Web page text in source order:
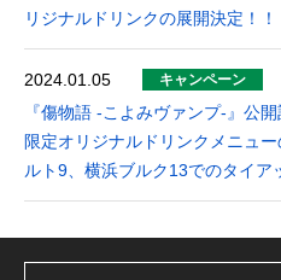
リジナルドリンクの展開決定！！
2024.01.05 キャンペーン
『傷物語 -こよみヴァンプ-』公
限定オリジナルドリンクメニュ
ルト9、横浜ブルク13でのタイア